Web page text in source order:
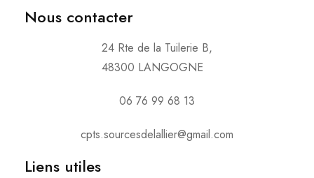
Nous contacter
24 Rte de la Tuilerie B,
48300 LANGOGNE
06 76 99 68 13
cpts.sourcesdelallier@gmail.com
Liens utiles